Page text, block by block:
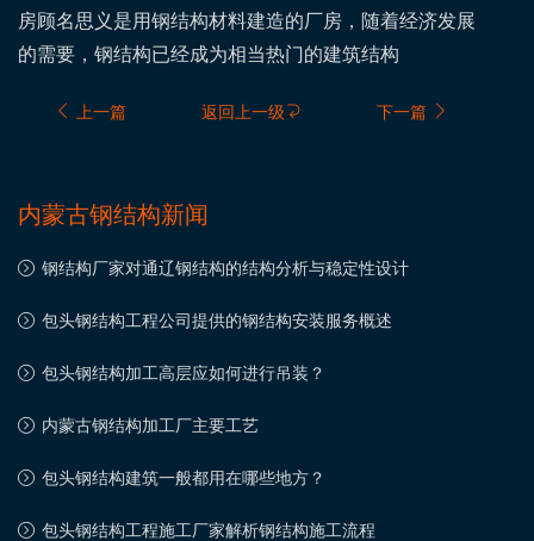
房顾名思义是用钢结构材料建造的厂房，随着经济发展
的需要，钢结构已经成为相当热门的建筑结构
上一篇 返回上一级 下一篇
内蒙古钢结构新闻
钢结构厂家对通辽钢结构的结构分析与稳定性设计
包头钢结构工程公司提供的钢结构安装服务概述
包头钢结构加工高层应如何进行吊装？
内蒙古钢结构加工厂主要工艺
包头钢结构建筑一般都用在哪些地方？
包头钢结构工程施工厂家解析钢结构施工流程